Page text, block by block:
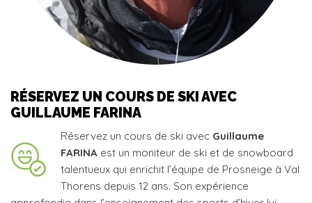
RÉSERVEZ UN COURS DE SKI AVEC
GUILLAUME FARINA
Réservez un cours de ski avec Guillaume
FARINA est un moniteur de ski et de snowboard
talentueux qui enrichit l’équipe de Prosneige à Val
Thorens depuis 12 ans. Son expérience